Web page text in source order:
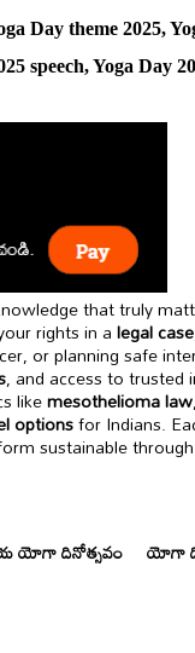
Day theme 2025,
speech, Yoga Day
that truly
rights in alegal case
or planning safe
, and access to trusted
likemesothelioma law,
optionsfor Indians.
sustainable
యోగా దినోత్సవం యోగా